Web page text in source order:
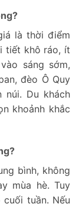
là thời điểm
tiết khô ráo, ít
sáng sớm,
đèo Ô Quy
núi. Du khách
khoảnh khắc
bình, không
mùa hè. Tuy
tuần. Nếu